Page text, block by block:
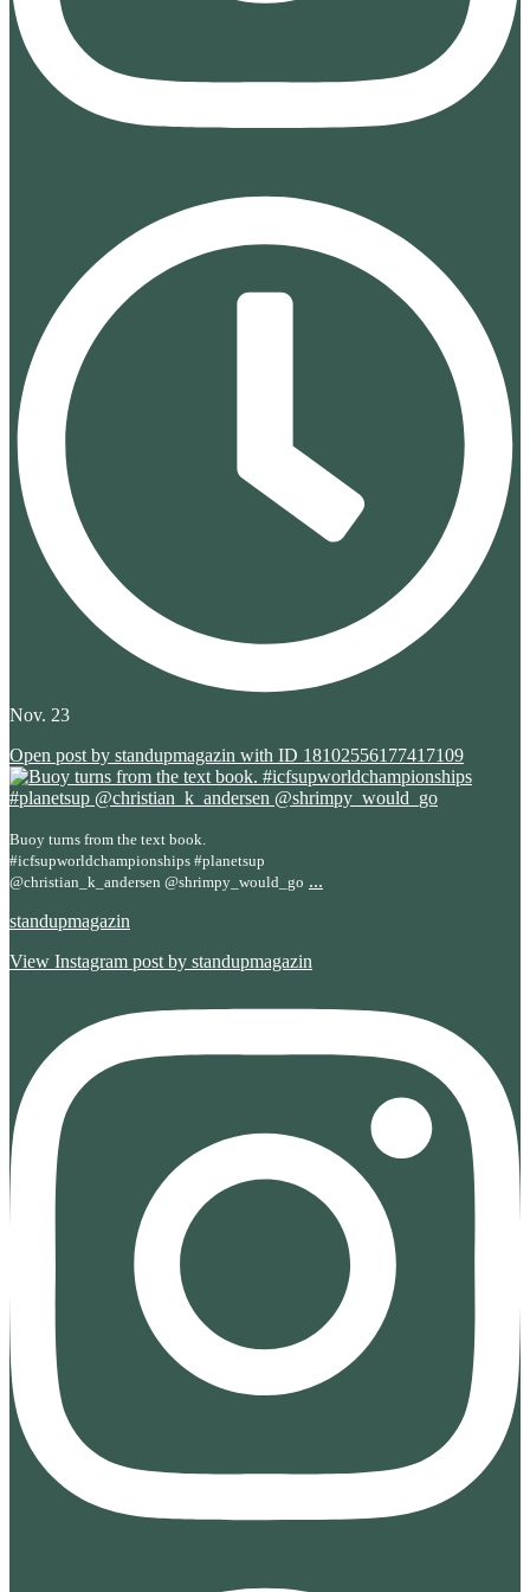
Nov. 23
Open post by standupmagazin with ID 18102556177417109
Buoy turns from the text book.
#icfsupworldchampionships #planetsup
@christian_k_andersen @shrimpy_would_go ...
standupmagazin
View Instagram post by standupmagazin